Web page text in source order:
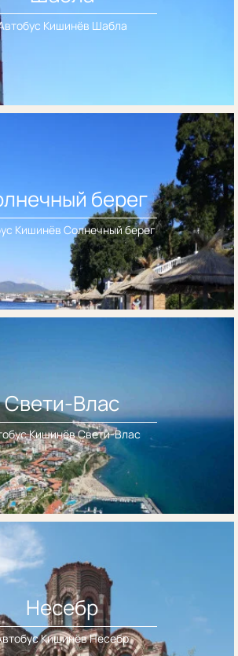
Кишинёв Шабла
берег
Кишинёв Солнечный берег
Свети-Влас
Кишинёв Свети-Влас
Несебр
Кишинёв Несебр